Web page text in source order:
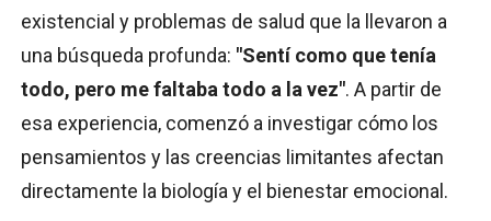
existencial y problemas de salud que la llevaron a
una búsqueda profunda: "Sentí como que tenía
todo, pero me faltaba todo a la vez". A partir de
esa experiencia, comenzó a investigar cómo los
pensamientos y las creencias limitantes afectan
directamente la biología y el bienestar emocional.